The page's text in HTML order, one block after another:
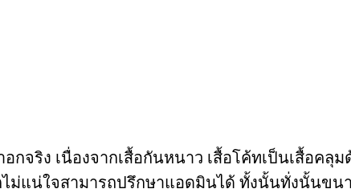
กจริง เนื่องจากเสื้อกันหนาว เสื้อโค้ทเป็นเสื้อคลุ
ม่แน่ใจสามารถปรึกษาแอดมินได้ ทั้งนั้นทั่งนั้นข